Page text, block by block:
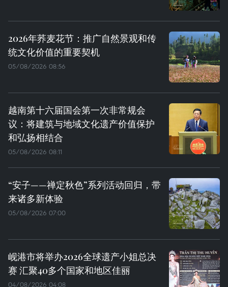
2026年荞麦花节：推广自然景观和传
统文化价值的重要契机
05/08/2026 08:56
越南第十六届国会第一次非常规会
议：将建筑与地域文化遗产价值保护
和弘扬相结合
05/08/2026 08:11
“安子——禅定秋色”系列活动回归，带
来诸多新体验
05/08/2026 07:00
岘港市将举办2026全球遗产小姐总决
赛 汇聚40多个国家和地区佳丽
04/08/2026 04:08